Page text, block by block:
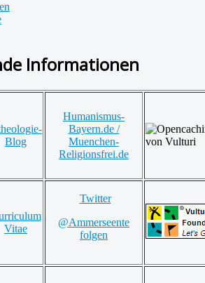
Informationen
Blog
Humanismus-
Bayern.de /
Muenchen-
Religionsfrei.de
Vitae
Twitter
@Ammerseente
folgen